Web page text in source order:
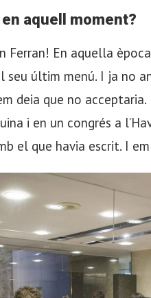
aquell moment?
Ferran! En aquella
últim menú. I ja no
deia que no
i en un congrés a
el que havia escrit. I